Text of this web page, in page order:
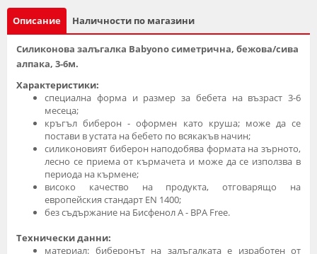
Описание Наличности по магазини
Силиконова залъгалка Babyono симетрична, бежова/сива
алпака, 3-6м.
Характеристики:
специална форма и размер за бебета на възраст 3-6
месеца;
кръгъл биберон - оформен като круша; може да се
постави в устата на бебето по всякакъв начин;
силиконовият биберон наподобява формата на зърното,
лесно се приема от кърмачета и може да се използва в
периода на кърмене;
високо качество на продукта, отговарящо на
европейския стандарт EN 1400;
без съдържание на Бисфенол А - BPA Free.
Технически данни:
материал: биберонът на залъгалката е изработен от